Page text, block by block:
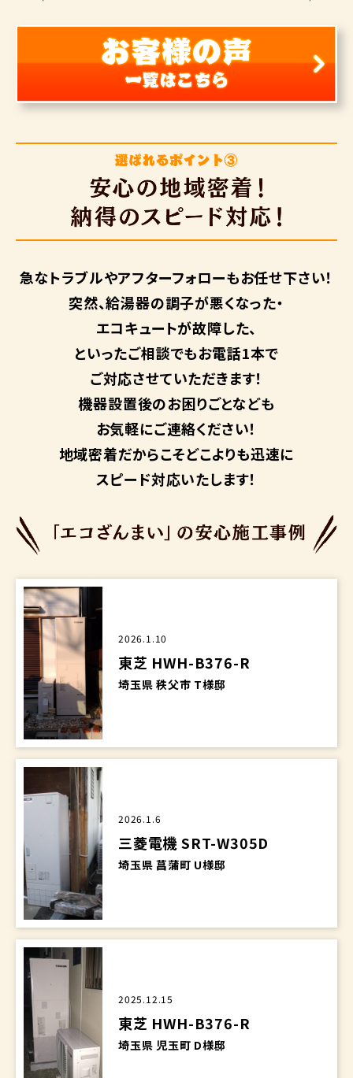
急なトラブルやアフターフォローもお任せ下さい！
突然、給湯器の調子が悪くなった・
エコキュートが故障した、
といったご相談でもお電話1本で
ご対応させていただきます！
機器設置後のお困りごとなども
お気軽にご連絡ください！
地域密着だからこそどこよりも迅速に
スピード対応いたします！
2026.1.10
東芝 HWH-B376-R
埼玉県 秩父市 T様邸
2026.1.6
三菱電機 SRT-W305D
埼玉県 菖蒲町 U様邸
2025.12.15
東芝 HWH-B376-R
埼玉県 児玉町 D様邸